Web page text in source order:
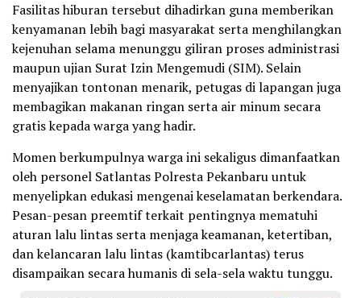
Fasilitas hiburan tersebut dihadirkan guna memberikan
kenyamanan lebih bagi masyarakat serta menghilangkan
kejenuhan selama menunggu giliran proses administrasi
maupun ujian Surat Izin Mengemudi (SIM). Selain
menyajikan tontonan menarik, petugas di lapangan juga
membagikan makanan ringan serta air minum secara
gratis kepada warga yang hadir.
Momen berkumpulnya warga ini sekaligus dimanfaatkan
oleh personel Satlantas Polresta Pekanbaru untuk
menyelipkan edukasi mengenai keselamatan berkendara.
Pesan-pesan preemtif terkait pentingnya mematuhi
aturan lalu lintas serta menjaga keamanan, ketertiban,
dan kelancaran lalu lintas (kamtibcarlantas) terus
disampaikan secara humanis di sela-sela waktu tunggu.